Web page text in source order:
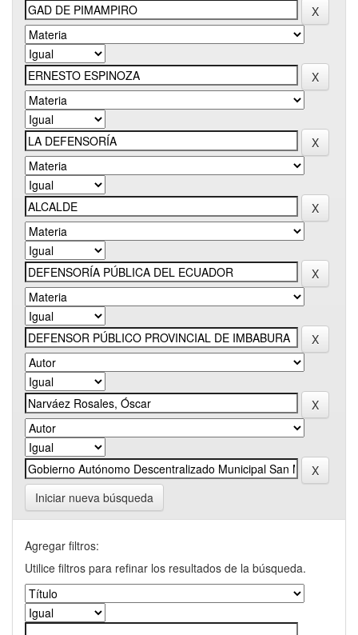
Iniciar nueva búsqueda
Agregar filtros:
Utilice filtros para refinar los resultados de la búsqueda.